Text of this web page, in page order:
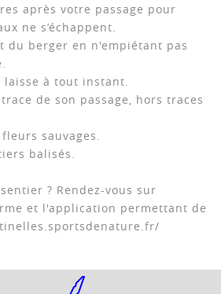
après votre passage pour
ne s’échappent.
du berger en n'empiétant pas
laisse à tout instant.
de son passage, hors traces
sauvages.
balisés.
? Rendez-vous sur
et l'application permettant de